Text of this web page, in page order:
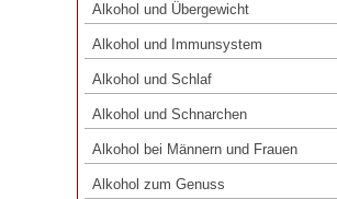
Alkohol und Übergewicht
Alkohol und Immunsystem
Alkohol und Schlaf
Alkohol und Schnarchen
Alkohol bei Männern und Frauen
Alkohol zum Genuss
Alkohol und Immunsystem
Alkohol und Schlaf
Alkohol und Schnarchen
Alkohol bei Männern und Frauen
Alkohol zum Genuss